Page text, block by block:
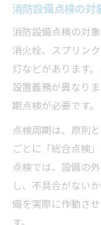
いコツ
点検報告書の
消防設備
る
消防設備
活用法
消防設備
点
消防設備
消防設備点検の対
消防設備点検の対
消火栓、スプリン
灯などがあります
設置義務が異なり
期点検が必要です。
点検周期は、原則
ごとに「総合点検
点検では、設備の
し、不具合がない
備を実際に作動さ